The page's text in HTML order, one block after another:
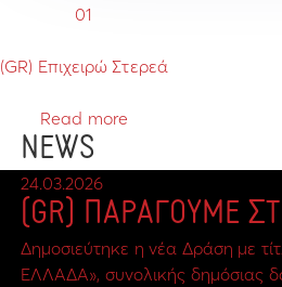
01
(GR) Επιχειρώ Στερεά
Read more
NEWS
24.03.2026
(GR) ΠΑΡΑΓΟΥΜΕ
Δημοσιεύτηκε η νέα Δράση με
ΕΛΛΑΔΑ», συνολικής δημόσιας